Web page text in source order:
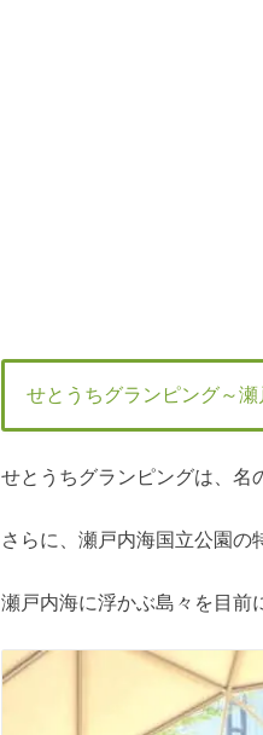
せとうちグランピング～
せとうちグランピングは、名
さらに、瀬戸内海国立公園の
瀬戸内海に浮かぶ島々を目前